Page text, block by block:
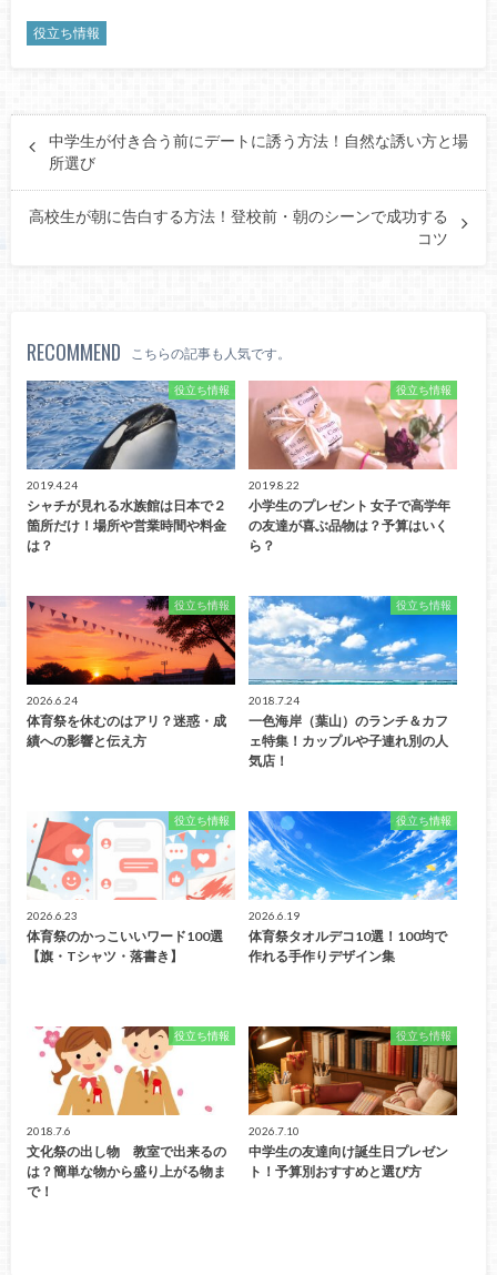
役立ち情報
中学生が付き合う前にデートに誘う方法！自然な誘い方と場
所選び
高校生が朝に告白する方法！登校前・朝のシーンで成功する
コツ
RECOMMEND こちらの記事も人気です。
役立ち情報
2019.4.24
シャチが見れる水族館は日本で２
箇所だけ！場所や営業時間や料金
は？
役立ち情報
2019.8.22
小学生のプレゼント 女子で高学年
の友達が喜ぶ品物は？予算はいく
ら？
役立ち情報
2026.6.24
体育祭を休むのはアリ？迷惑・成
績への影響と伝え方
役立ち情報
2018.7.24
一色海岸（葉山）のランチ＆カフ
ェ特集！カップルや子連れ別の人
気店！
役立ち情報
2026.6.23
体育祭のかっこいいワード100選
【旗・Tシャツ・落書き】
役立ち情報
2026.6.19
体育祭タオルデコ10選！100均で
作れる手作りデザイン集
役立ち情報
2018.7.6
文化祭の出し物 教室で出来るの
は？簡単な物から盛り上がる物ま
で！
役立ち情報
2026.7.10
中学生の友達向け誕生日プレゼン
ト！予算別おすすめと選び方